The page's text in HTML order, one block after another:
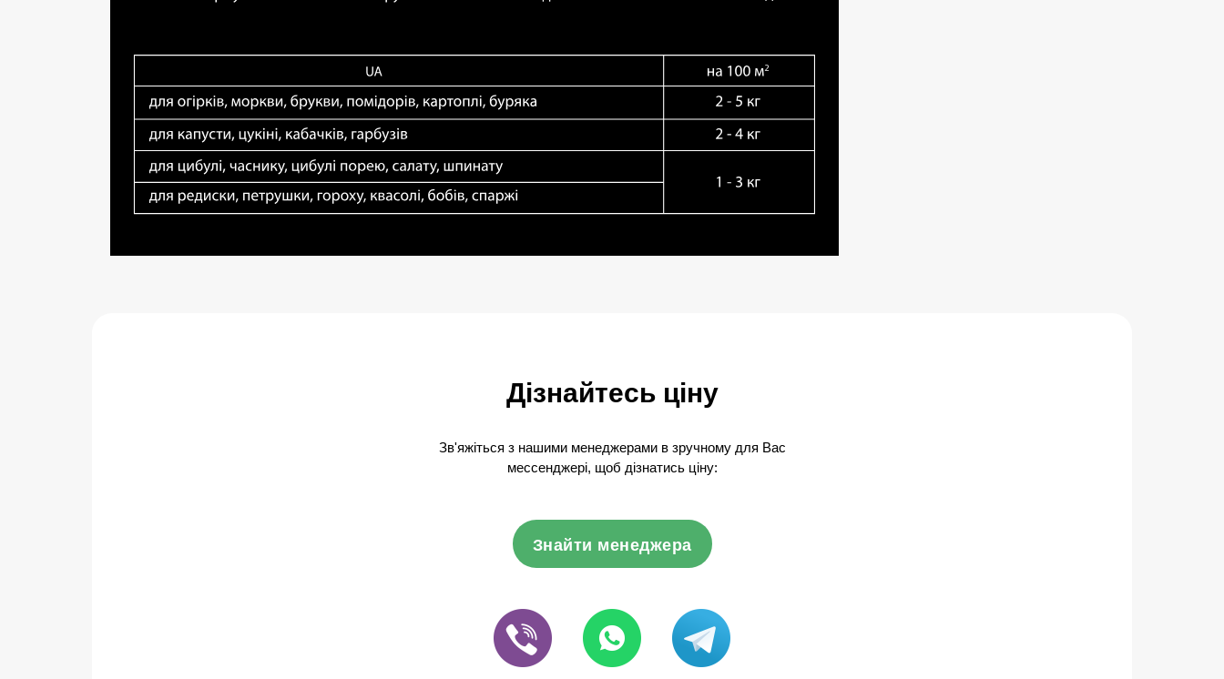
Дізнайтесь ціну
Зв'яжіться з нашими менеджерами в зручному для Вас
мессенджері, щоб дізнатись ціну:
Знайти менеджера